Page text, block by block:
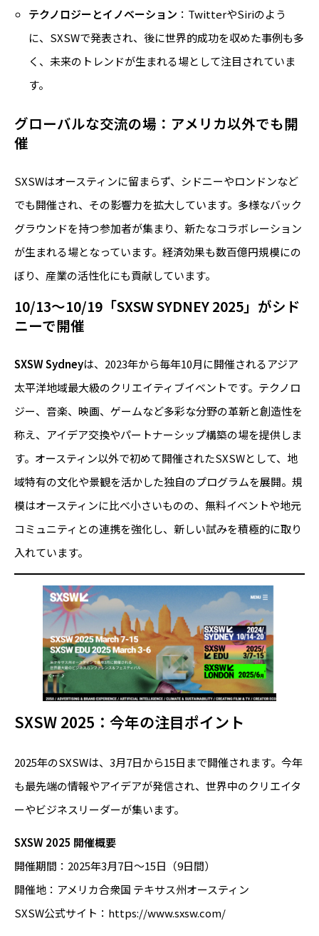
テクノロジーとイノベーション ：TwitterやSiriのよう
に、SXSWで発表され、後に世界的成功を収めた事例も多
く、未来のトレンドが生まれる場として注目されていま
す。
グローバルな交流の場：アメリカ以外でも開
催
SXSWはオースティンに留まらず、シドニーやロンドンなど
でも開催され、その影響力を拡大しています。多様なバック
グラウンドを持つ参加者が集まり、新たなコラボレーション
が生まれる場となっています。経済効果も数百億円規模にの
ぼり、産業の活性化にも貢献しています。
10/13～10/19「SXSW SYDNEY 2025」がシド
ニーで開催
SXSW Sydneyは、2023年から毎年10月に開催されるアジア
太平洋地域最大級のクリエイティブイベントです。テクノロ
ジー、音楽、映画、ゲームなど多彩な分野の革新と創造性を
称え、アイデア交換やパートナーシップ構築の場を提供しま
す。オースティン以外で初めて開催されたSXSWとして、地
域特有の文化や景観を活かした独自のプログラムを展開。規
模はオースティンに比べ小さいものの、無料イベントや地元
コミュニティとの連携を強化し、新しい試みを積極的に取り
入れています。
SXSW 2025：今年の注目ポイント
2025年のSXSWは、3月7日から15日まで開催されます。今年
も最先端の情報やアイデアが発信され、世界中のクリエイタ
ーやビジネスリーダーが集います。
SXSW 2025 開催概要
開催期間：2025年3月7日～15日（9日間）
開催地：アメリカ合衆国 テキサス州オースティン
SXSW公式サイト：https://www.sxsw.com/